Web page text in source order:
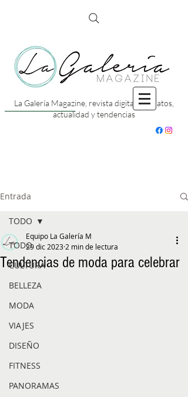
La Galería Magazine, revista digital con datos,
actualidad y tendencias
Entrada
TODO
CULTURA
BELLEZA
MODA
VIAJES
DISEÑO
FITNESS
PANORAMAS
TODO
Tendencias de moda para celebrar
Equipo La Galería M
29 dic 2023 2 min de lectura